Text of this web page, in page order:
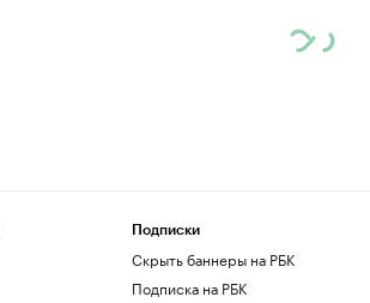
Подписки
Скрыть баннеры на РБК
Подписка на РБК